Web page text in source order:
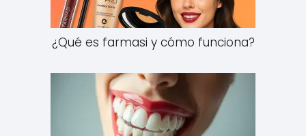
¿Qué es farmasi y cómo funciona?